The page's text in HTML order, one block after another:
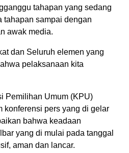
tahapan yang sedang
tahapan sampai dengan
awak media.
dan Seluruh elemen yang
pelaksanaan kita
Pemilihan Umum (KPU)
konferensi pers yang di gelar
bahwa keadaan
yang di mulai pada tanggal
aman dan lancar.